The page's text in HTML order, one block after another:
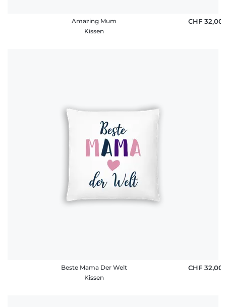
Amazing Mum
Kissen
CHF 32,00
Beste Mama Der Welt
Kissen
CHF 32,00